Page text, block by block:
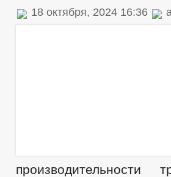
18 октября, 2024 16:36